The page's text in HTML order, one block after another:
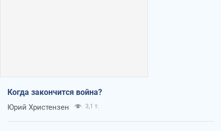
Когда закончится война?
Юрий Христензен 3,1 т.